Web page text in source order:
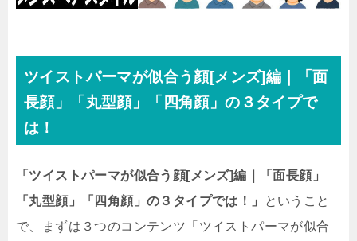
ツイストパーマが似合う顔[メンズ]編｜「面
長顔」「丸型顔」「四角顔」の３タイプで
は！
「ツイストパーマが似合う顔[メンズ]編｜「面長顔」
「丸型顔」「四角顔」の３タイプでは！」
ということ
で、まずは３つのコンテンツ「ツイストパーマが似合